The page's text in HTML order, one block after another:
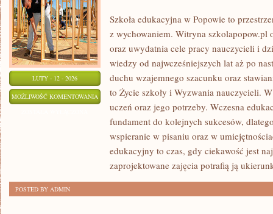
LUTY - 12 - 2026
MOŻLIWOŚĆ KOMENTOWANIA EDUKACJA
NAUKA
Szkoła edukacyjna w Popowie to
z wychowaniem. Witryna szkolapopow.pl
oraz uwydatnia cele pracy nauczycieli i
wiedzy od najwcześniejszych lat aż po
duchu wzajemnego szacunku oraz
to Życie szkoły i Wyzwania nauczycieli.
uczeń oraz jego potrzeby. Wczesna
fundament do kolejnych sukcesów,
wspieranie w pisaniu oraz w
edukacyjny to czas, gdy ciekawość jest
zaprojektowane zajęcia potrafią ją
POSTED BY ADMIN